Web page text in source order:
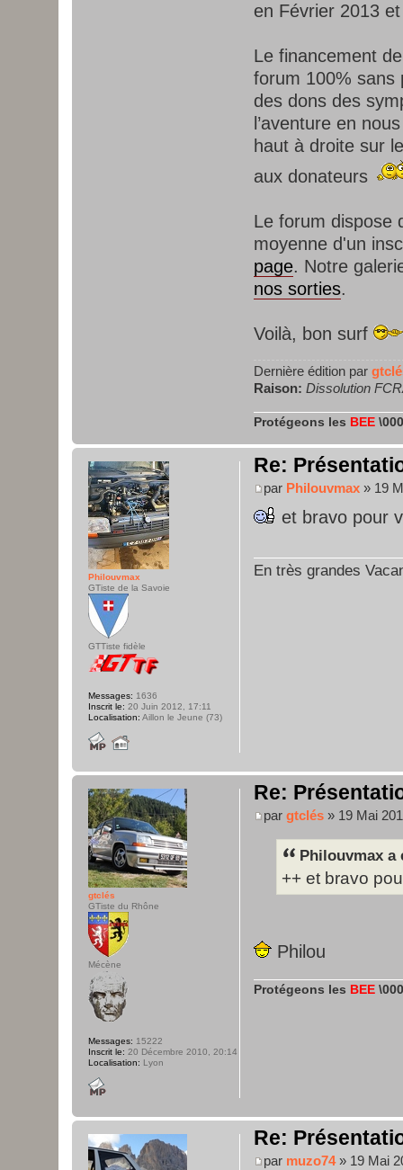
en Février 2013
Le financement
forum 100% sans
des dons des
l’aventure en
haut à droite sur
aux donateurs
Le forum dispose
moyenne d'un
page. Notre
nos sorties.
Voilà, bon surf
Dernière édition par
Raison: Dissolution
Protégeons les BEE
Re:
par Philouvmax » 19
et bravo pour
En très grandes
Philouvmax
GTiste de la Savoie
GTTiste fidèle
Messages: 1636
Inscrit le: 20 Juin 2012, 17:11
Localisation: Aillon le Jeune (73)
Re:
par gtclés » 19 Mai
Philouvmax a
++ et bravo
Philou
Protégeons les BEE
gtclés
GTiste du Rhône
Mécène
Messages: 15222
Inscrit le: 20 Décembre 2010, 20:14
Localisation: Lyon
Re:
par muzo74» 19 Mai